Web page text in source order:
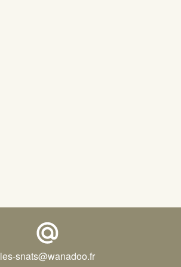
les-snats@wanadoo.fr